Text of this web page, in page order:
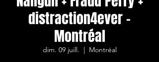
distraction4ever -
Montréal
dim. 09 juill. Montréal